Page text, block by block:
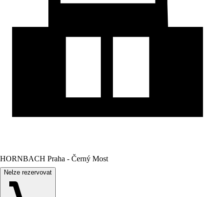
HORNBACH Praha - Černý Most
Nelze rezervovat